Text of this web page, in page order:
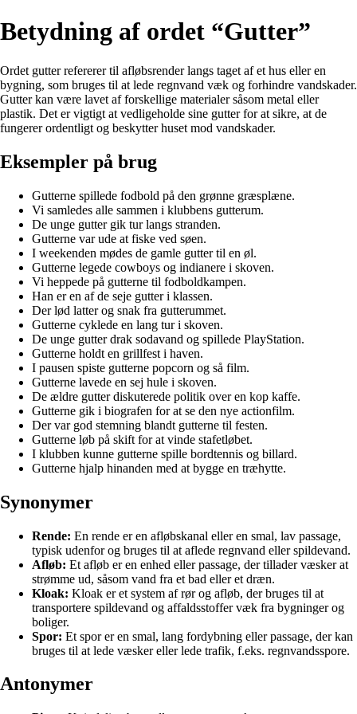
Betydning af ordet “Gutter”
Ordet gutter refererer til afløbsrender langs taget af et hus eller en
bygning, som bruges til at lede regnvand væk og forhindre vandskader.
Gutter kan være lavet af forskellige materialer såsom metal eller
plastik. Det er vigtigt at vedligeholde sine gutter for at sikre, at de
fungerer ordentligt og beskytter huset mod vandskader.
Eksempler på brug
Gutterne spillede fodbold på den grønne græsplæne.
Vi samledes alle sammen i klubbens gutterum.
De unge gutter gik tur langs stranden.
Gutterne var ude at fiske ved søen.
I weekenden mødes de gamle gutter til en øl.
Gutterne legede cowboys og indianere i skoven.
Vi heppede på gutterne til fodboldkampen.
Han er en af de seje gutter i klassen.
Der lød latter og snak fra gutterummet.
Gutterne cyklede en lang tur i skoven.
De unge gutter drak sodavand og spillede PlayStation.
Gutterne holdt en grillfest i haven.
I pausen spiste gutterne popcorn og så film.
Gutterne lavede en sej hule i skoven.
De ældre gutter diskuterede politik over en kop kaffe.
Gutterne gik i biografen for at se den nye actionfilm.
Der var god stemning blandt gutterne til festen.
Gutterne løb på skift for at vinde stafetløbet.
I klubben kunne gutterne spille bordtennis og billard.
Gutterne hjalp hinanden med at bygge en træhytte.
Synonymer
Rende: En rende er en afløbskanal eller en smal, lav passage,
typisk udenfor og bruges til at aflede regnvand eller spildevand.
Afløb: Et afløb er en enhed eller passage, der tillader væsker at
strømme ud, såsom vand fra et bad eller et dræn.
Kloak: Kloak er et system af rør og afløb, der bruges til at
transportere spildevand og affaldsstoffer væk fra bygninger og
boliger.
Spor: Et spor er en smal, lang fordybning eller passage, der kan
bruges til at lede væsker eller lede trafik, f.eks. regnvandsspore.
Antonymer